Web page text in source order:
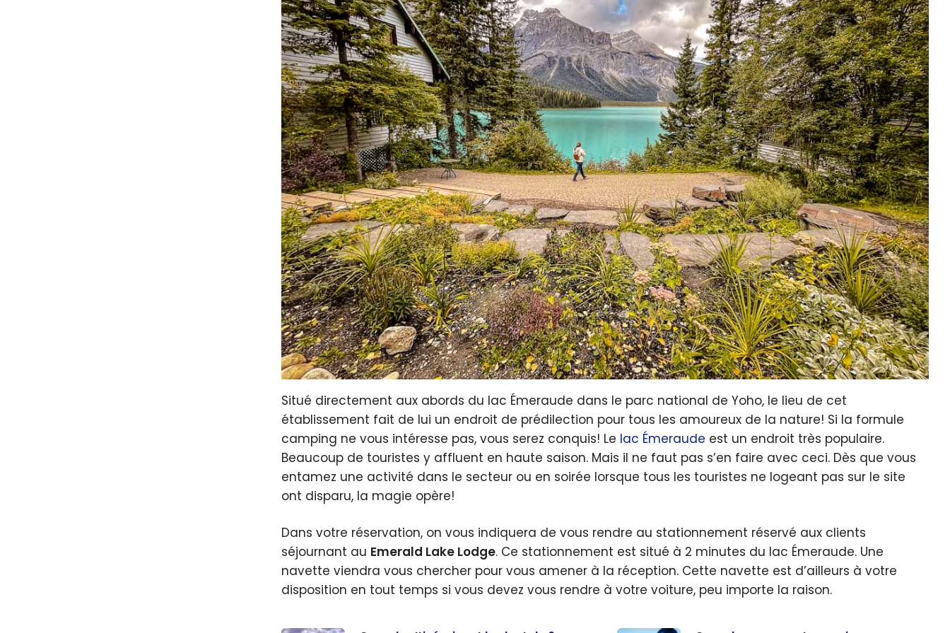
Situé directement aux abords du lac Émeraude dans le parc national de Yoho, le lieu de cet
établissement fait de lui un endroit de prédilection pour tous les amoureux de la nature! Si la formule
camping ne vous intéresse pas, vous serez conquis! Le lac Émeraude est un endroit très populaire.
Beaucoup de touristes y affluent en haute saison. Mais il ne faut pas s’en faire avec ceci. Dès que vous
entamez une activité dans le secteur ou en soirée lorsque tous les touristes ne logeant pas sur le site
ont disparu, la magie opère!
Dans votre réservation, on vous indiquera de vous rendre au stationnement réservé aux clients
séjournant au Emerald Lake Lodge. Ce stationnement est situé à 2 minutes du lac Émeraude. Une
navette viendra vous chercher pour vous amener à la réception. Cette navette est d’ailleurs à votre
disposition en tout temps si vous devez vous rendre à votre voiture, peu importe la raison.